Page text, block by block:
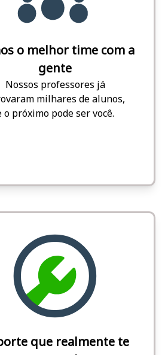
o melhor time com a
gente
Nossos professores já
milhares de alunos,
o próximo pode ser você.
que realmente te